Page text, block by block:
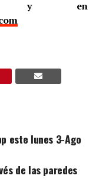
en
este lunes 3-Ago
de las paredes